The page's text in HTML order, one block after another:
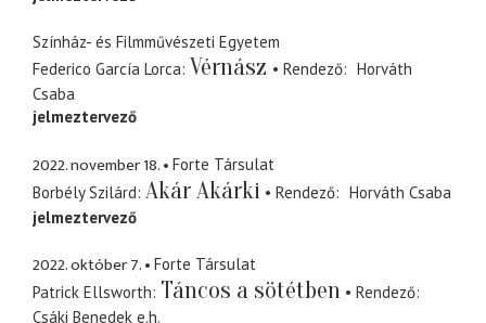
Színház- és Filmművészeti Egyetem
Federico García Lorca Vérnász Rendező
Horváth
Csaba
jelmeztervező
2022. november 18.
Forte Társulat
Borbély Szilárd Akár Akárki Rendező
Horváth Csaba
jelmeztervező
2022. október 7.
Forte Társulat
Patrick Ellsworth Táncos a sötétben
Rendező
Csáki Benedek e.h.